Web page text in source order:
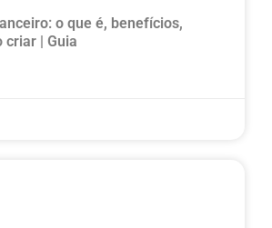
o que é, benefícios,
criar | Guia